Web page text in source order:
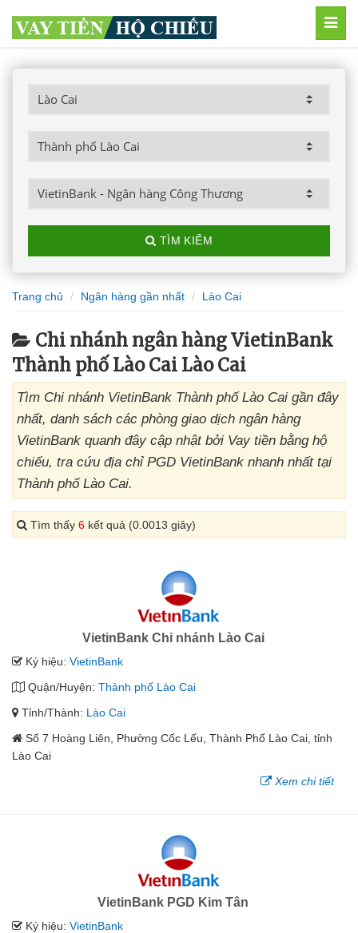
TÌM KIẾM
Trang chủ Ngân hàng gần nhất Lào Cai
Chi nhánh ngân hàng VietinBank
Thành phố Lào Cai Lào Cai
Tìm Chi nhánh VietinBank Thành phố Lào Cai gần đây
nhất, danh sách các phòng giao dịch ngân hàng
VietinBank quanh đây cập nhật bởi Vay tiền bằng hộ
chiếu, tra cứu địa chỉ PGD VietinBank nhanh nhất tại
Thành phố Lào Cai.
Tìm thấy 6 kết quả (0.0013 giây)
VietinBank Chi nhánh Lào Cai
Ký hiệu: VietinBank
Quận/Huyện: Thành phố Lào Cai
Tỉnh/Thành: Lào Cai
Số 7 Hoàng Liên, Phường Cốc Lếu, Thành Phố Lào Cai, tỉnh
Lào Cai
Xem chi tiết
VietinBank PGD Kim Tân
Ký hiệu: VietinBank